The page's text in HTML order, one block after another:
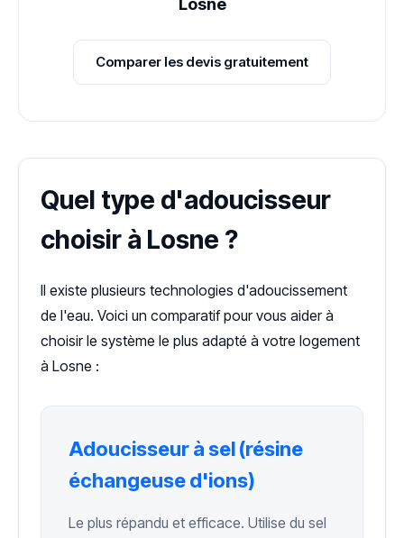
Losne
Comparer les devis gratuitement
Quel type d'adoucisseur
choisir à Losne ?
Il existe plusieurs technologies d'adoucissement
de l'eau. Voici un comparatif pour vous aider à
choisir le système le plus adapté à votre logement
à Losne :
Adoucisseur à sel (résine
échangeuse d'ions)
Le plus répandu et efficace. Utilise du sel